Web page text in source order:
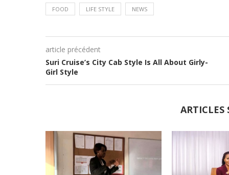
FOOD LIFE STYLE NEWS
article précédent
Suri Cruise’s City Cab Style Is All About Girly-
Girl Style
ARTICLES